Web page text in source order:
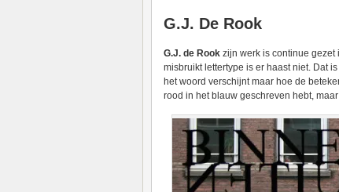
G.J. De Rook
G.J. de Rook zijn werk is continue gezet
misbruikt lettertype is er haast niet. Dat
het woord verschijnt maar hoe de
rood in het blauw geschreven hebt,